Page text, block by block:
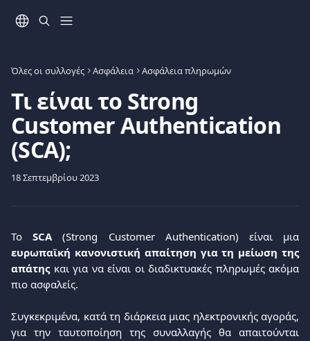
Όλες οι συλλογές Ασφάλεια Ασφάλεια πληρωμών
Τι είναι το Strong
Customer Authentication
(SCA);
18 Σεπτεμβρίου 2023
ΤοSCA(Strong Customer Authentication) είναι μια
ευρωπαϊκή κανονιστική απαίτηση για τη μείωση της
απάτηςκαι για να είναι οι διαδικτυακές πληρωμές ακόμα
πιο ασφαλείς.
Συγκεκριμένα, κατά τη διάρκεια μιας ηλεκτρονικής αγοράς,
για την ταυτοποίηση της συναλλαγής θα απαιτούνται